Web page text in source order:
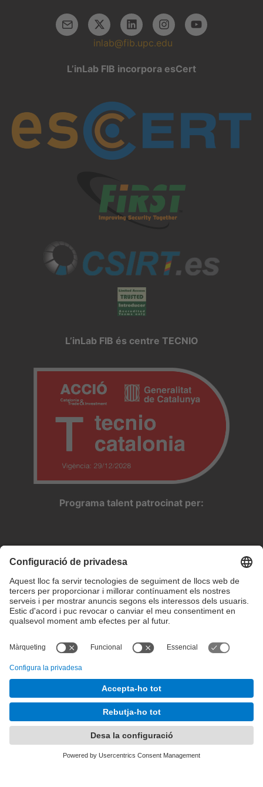
inlab@fib.upc.edu
L’inLab FIB incorpora esCert
L’inLab FIB és centre TECNIO
Programa talent patrocinat per:
Configuració de privadesa
Condicions d’ús